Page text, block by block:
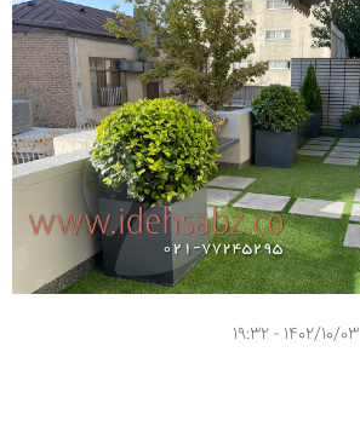
1402/10/03 - 19:32